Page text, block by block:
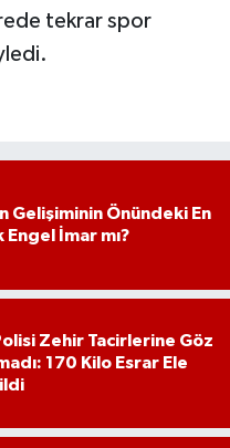
tekrar spor
Gelişiminin Önündeki En
Engel İmar mı?
Zehir Tacirlerine Göz
170 Kilo Esrar Ele